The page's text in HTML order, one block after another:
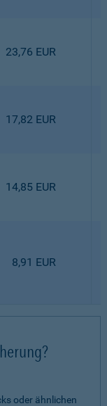
23,76 EUR
17,82 EUR
14,85 EUR
8,91 EUR
oder ähnlichen